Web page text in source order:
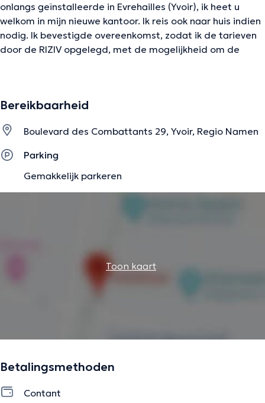
onlangs geïnstalleerde in Evrehailles (Yvoir), ik heet u
welkom in mijn nieuwe kantoor. Ik reis ook naar huis indien
nodig. Ik bevestigde overeenkomst, zodat ik de tarieven
door de RIZIV opgelegd, met de mogelijkheid om de
De beschrijving werd aangepast door het Doctoranytime team, gebaseerd
Bereikbaarheid
Boulevard des Combattants 29, Yvoir, Regio Namen
Parking
Gemakkelijk parkeren
Toon kaart
Betalingsmethoden
Contant